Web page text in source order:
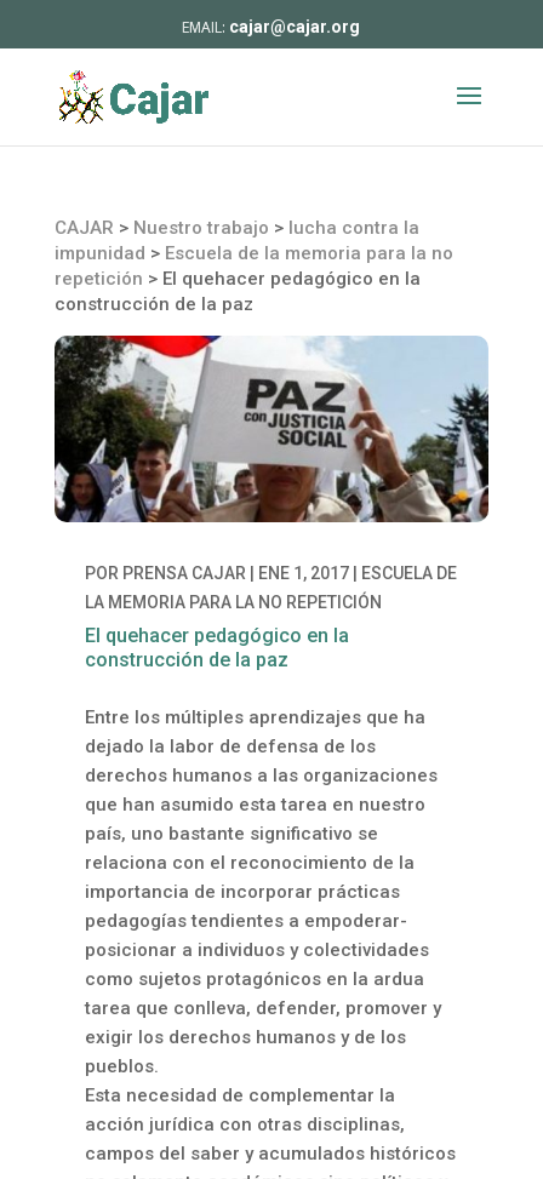
cajar@cajar.org
CAJAR > Nuestro trabajo > lucha contra la
impunidad > Escuela de la memoria para la no
repetición > El quehacer pedagógico en la
construcción de la paz
POR PRENSA CAJAR ENE 1, 2017|
ESCUELA DE
LA MEMORIA PARA LA NO REPETICIÓN
El quehacer pedagógico en la
construcción de la paz
Entre los múltiples aprendizajes que ha
dejado la labor de defensa de los
derechos humanos a las organizaciones
que han asumido esta tarea en nuestro
país, uno bastante significativo se
relaciona con el reconocimiento de la
importancia de incorporar prácticas
pedagogías tendientes a empoderar-
posicionar a individuos y colectividades
como sujetos protagónicos en la ardua
tarea que conlleva, defender, promover y
exigir los derechos humanos y de los
pueblos.
Esta necesidad de complementar la
acción jurídica con otras disciplinas,
campos del saber y acumulados históricos